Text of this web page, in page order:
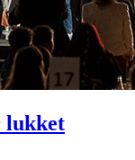
lukket